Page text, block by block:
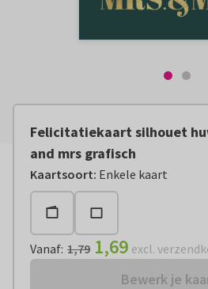
Felicitatiekaart silhouet
and mrs grafisch
Kaartsoort: Enkele kaart
Vanaf: € 1,69 excl. verzendkosten
Vanaf: 1,79 1,69 excl.
Bewerk je